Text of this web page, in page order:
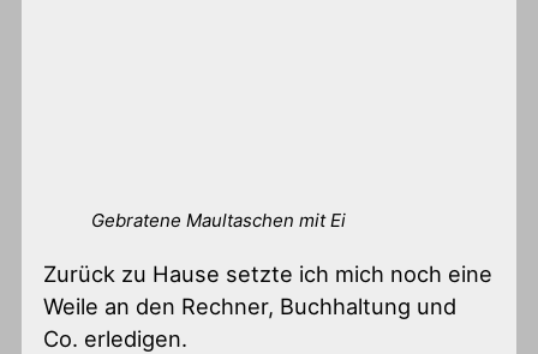
Gebratene Maultaschen mit Ei
Zurück zu Hause setzte ich mich noch eine
Weile an den Rechner, Buchhaltung und
Co. erledigen.